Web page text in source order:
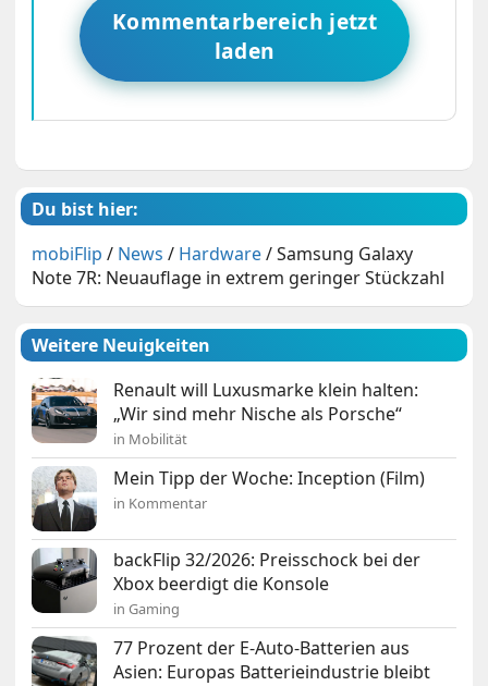
Kommentarbereich jetzt
laden
Du bist hier:
mobiFlip / News / Hardware/Samsung Galaxy
Note 7R: Neuauflage in extrem geringer Stückzahl
Weitere Neuigkeiten
Renault will Luxusmarke klein halten:
„Wir sind mehr Nische als Porsche“
in Mobilität
Mein Tipp der Woche: Inception (Film)
in Kommentar
backFlip 32/2026: Preisschock bei der
Xbox beerdigt die Konsole
in Gaming
77 Prozent der E-Auto-Batterien aus
Asien: Europas Batterieindustrie bleibt